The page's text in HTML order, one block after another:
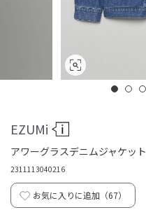
EZUMi
アワーグラスデニムジャケット
2311113040216
お気に入りに追加（67）